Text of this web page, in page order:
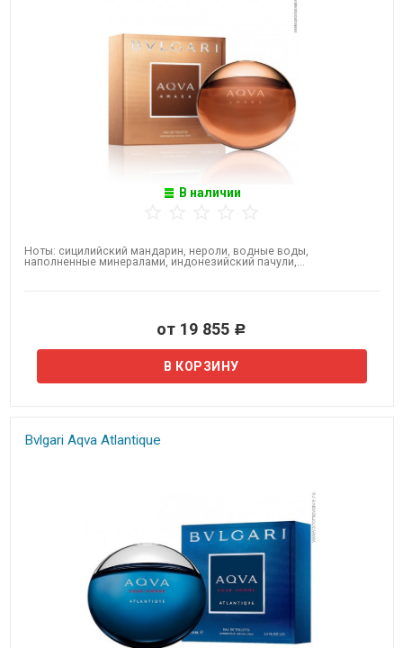
В наличии
Ноты: сицилийский мандарин, нероли, водные воды,
наполненные минералами, индонезийский пачули,...
от 19 855 Р
Bvlgari Aqva Atlantique